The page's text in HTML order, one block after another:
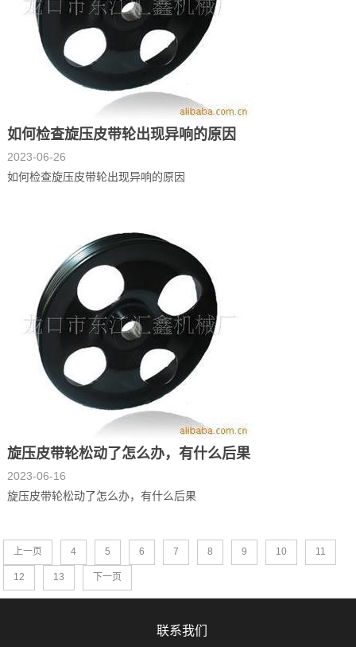
如何检查旋压皮带轮出现异响的原因
2023-06-26
如何检查旋压皮带轮出现异响的原因
旋压皮带轮松动了怎么办，有什么后果
2023-06-16
旋压皮带轮松动了怎么办，有什么后果
上一页 4 5 6 7 8 9 10 11
12 13 下一页
联系我们